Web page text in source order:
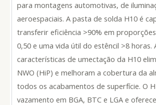
para montagens automotivas, de
aeroespaciais. A pasta de solda H10 é
transferir eficiência >90% em
0,50 e uma vida útil do estêncil >8 horas.
características de umectação da H10
NWO (HiP) e melhoram a cobertura da
todos os acabamentos de superfície. O
vazamento em BGA, BTC e LGA e